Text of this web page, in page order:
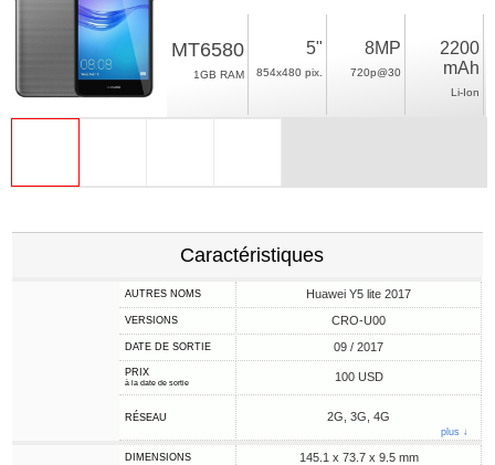
MT6580
1GB RAM
5"
854x480 pix.
8MP
720p@30
2200
mAh
Li-Ion
Caractéristiques
AUTRES NOMS Huawei Y5 lite 2017
VERSIONS CRO-U00
DATE DE SORTIE 09 / 2017
PRIX
à la date de sortie 100 USD
RÉSEAU 2G, 3G, 4G
plus ↓
DIMENSIONS 145.1 x 73.7 x 9.5 mm